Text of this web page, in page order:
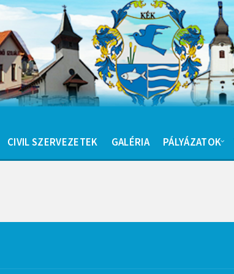
CIVIL SZERVEZETEK GALÉRIA PÁLYÁZATOK